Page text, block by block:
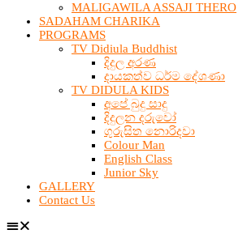
MALIGAWILA ASSAJI THERO
SADAHAM CHARIKA
PROGRAMS
TV Didiula Buddhist
දිදුල අරණ
දායකත්ව ධර්ම දේශණා
TV DIDULA KIDS
අපේ බුදු සාදු
දිදුලන දරුවෝ
ගුරුසිත නොරිදවා
Colour Man
English Class
Junior Sky
GALLERY
Contact Us